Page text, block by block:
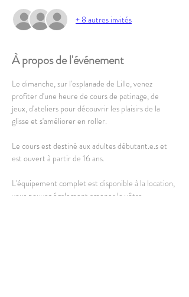
+ 8 autres invités
À propos de l'événement
Le dimanche, sur l'esplanade de Lille, venez
profiter d'une heure de cours de patinage, de
jeux, d'ateliers pour découvrir les plaisirs de la
glisse et s'améliorer en roller.
Le cours est destiné aux adultes débutant.e.s et
est ouvert à partir de 16 ans.
L'équipement complet est disponible à la location,
vous pouvez également amener le vôtre.